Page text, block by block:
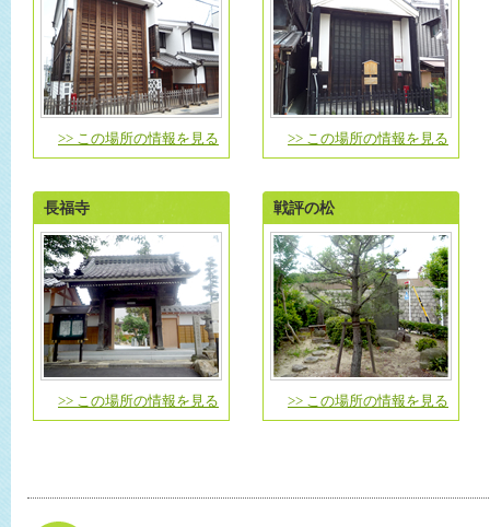
>> この場所の情報を見る >> この場所の情報を見る
長福寺
>> この場所の情報を見る
戦評の松
>> この場所の情報を見る